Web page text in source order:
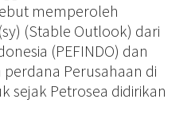
memperoleh
(Stable Outlook) dari
(PEFINDO) dan
Perusahaan di
sejak Petrosea didirikan